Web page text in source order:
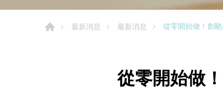
最新消息 最新消息 從零開始做！創
從零開始做